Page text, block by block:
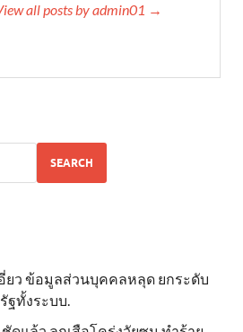
all posts by admin01 →
SEARCH
ยว ข้อมูลส่วนบุคคลหลุด ยกระดับ
ทั้งระบบ.